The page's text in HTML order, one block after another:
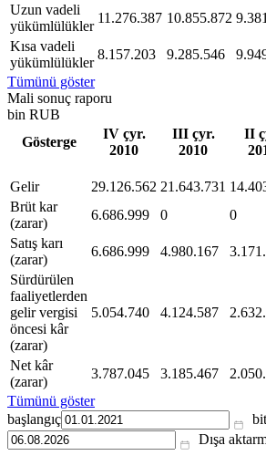
Uzun vadeli
yükümlülükler
11.276.387 10.855.872
Kısa vadeli
yükümlülükler
8.157.203 9.285.546
Tümünü göster
Mali sonuç raporu
bin RUB
Gösterge
IV çyr.
2010
III çyr.
2010
II
Gelir 29.126.562 21.643.731
Brüt kar
(zarar)
6.686.999 0 0
Satış karı
(zarar)
6.686.999 4.980.167
Sürdürülen
faaliyetlerden
gelir vergisi
öncesi kâr
(zarar)
5.054.740 4.124.587
Net kâr
(zarar)
3.787.045 3.185.467
Tümünü göster
başlangıç
Dışa